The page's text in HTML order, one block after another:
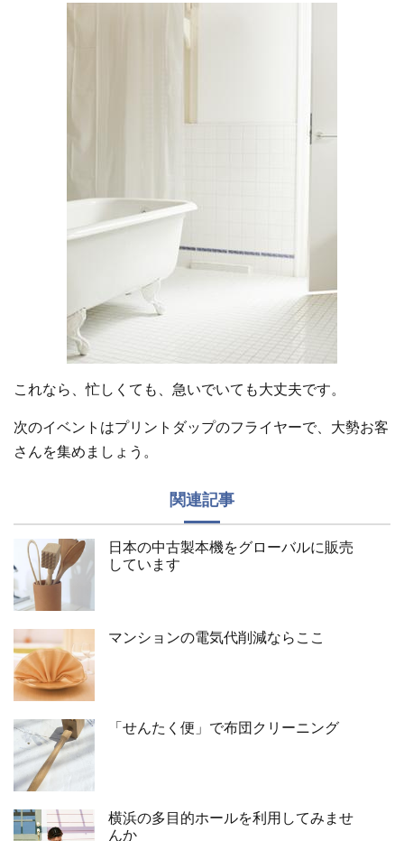
これなら、忙しくても、急いでいても大丈夫です。
次のイベントはプリントダップのフライヤーで、大勢お客
さんを集めましょう。
関連記事
日本の中古製本機をグローバルに販売
しています
マンションの電気代削減ならここ
「せんたく便」で布団クリーニング
横浜の多目的ホールを利用してみませ
んか